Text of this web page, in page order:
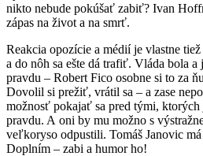
nikto nebude pokúšať zabiť? Ivan
zápas na život a na smrť.
Reakcia opozície a médií je vlastne
a do nôh sa ešte dá trafiť. Vláda bola a
pravdu – Robert Fico osobne si to za
Dovolil si prežiť, vrátil sa – a zase
možnosť pokajať sa pred tými, ktorých
pravdu. A oni by mu možno s
veľkoryso odpustili. Tomáš Janovic
Doplním – zabi a humor ho!